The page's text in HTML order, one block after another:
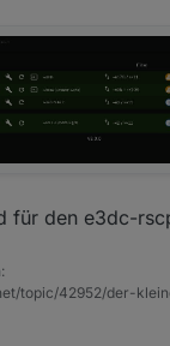
für den e3dc-
topic/42952/der-